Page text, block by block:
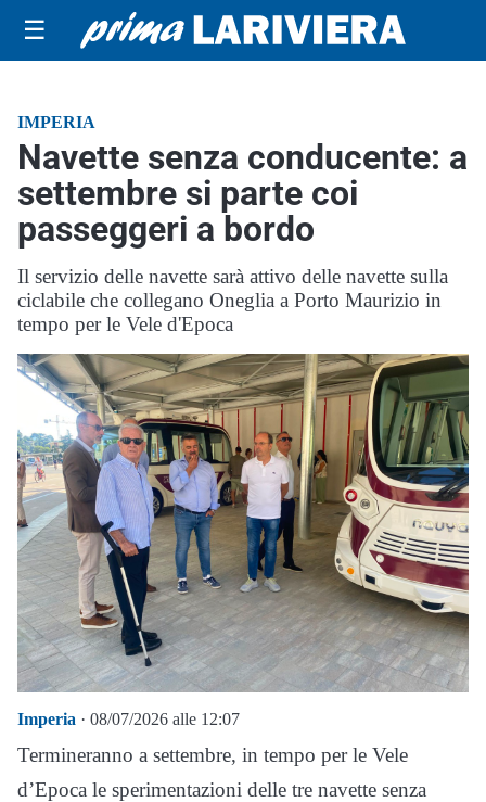
☰
IMPERIA
Navette senza conducente: a
settembre si parte coi
passeggeri a bordo
Il servizio delle navette sarà attivo delle navette sulla
ciclabile che collegano Oneglia a Porto Maurizio in
tempo per le Vele d'Epoca
Imperia · 08/07/2026 alle 12:07
Termineranno a settembre, in tempo per le Vele
d’Epoca le sperimentazioni delle tre navette senza